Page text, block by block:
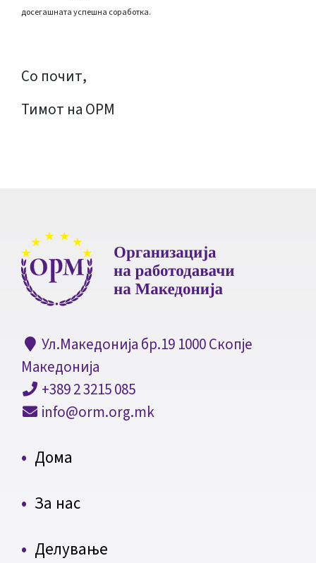
досегашната успешна соработка.
Со почит,
Тимот на ОРМ
Ул.Македонија бр.19 1000 Скопје
Македонија
+389 2 3215 085
info@orm.org.mk
Дома
За нас
Делување